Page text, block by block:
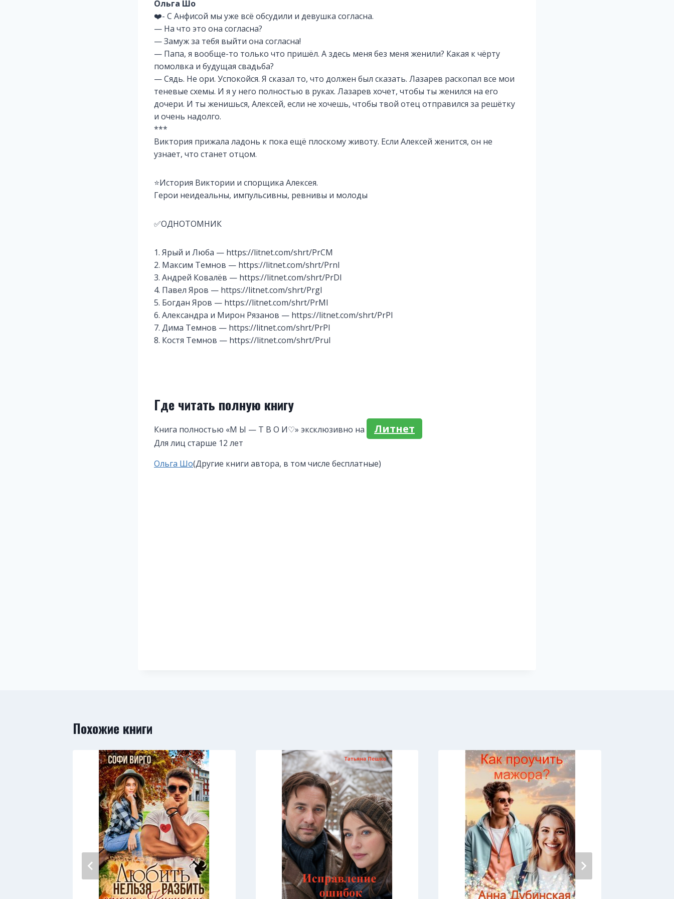
Ольга Шо
❤️- С Анфисой мы уже всё обсудили и девушка согласна.
— На что это она согласна?
— Замуж за тебя выйти она согласна!
— Папа, я вообще-то только что пришёл. А здесь меня без меня женили? Какая к чёрту
помолвка и будущая свадьба?
— Сядь. Не ори. Успокойся. Я сказал то, что должен был сказать. Лазарев раскопал все мои
теневые схемы. И я у него полностью в руках. Лазарев хочет, чтобы ты женился на его
дочери. И ты женишься, Алексей, если не хочешь, чтобы твой отец отправился за решётку
и очень надолго.
***
Виктория прижала ладонь к пока ещё плоскому животу. Если Алексей женится, он не
узнает, что станет отцом.
⭐История Виктории и спорщика Алексея.
Герои неидеальны, импульсивны, ревнивы и молоды
✅ОДНОТОМНИК
1. Ярый и Люба — https://litnet.com/shrt/PrCM
2. Максим Темнов — https://litnet.com/shrt/PrnI
3. Андрей Ковалёв — https://litnet.com/shrt/PrDI
4. Павел Яров — https://litnet.com/shrt/PrgI
5. Богдан Яров — https://litnet.com/shrt/PrMI
6. Александра и Мирон Рязанов — https://litnet.com/shrt/PrPI
7. Дима Темнов — https://litnet.com/shrt/PrPI
8. Костя Темнов — https://litnet.com/shrt/PruI
Где читать полную книгу
Книга полностью «М Ы — Т В О И♡» эксклюзивно на Литнет
Для лиц старше 12 лет
Метки
Ольга Шо(Другие книги автора, в том числе бесплатные)
Похожие книги